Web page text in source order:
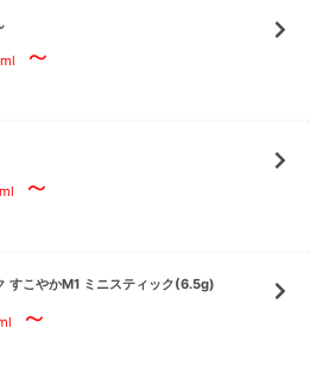
～
～
すこやかM1 ミニスティック(6.5g)
～